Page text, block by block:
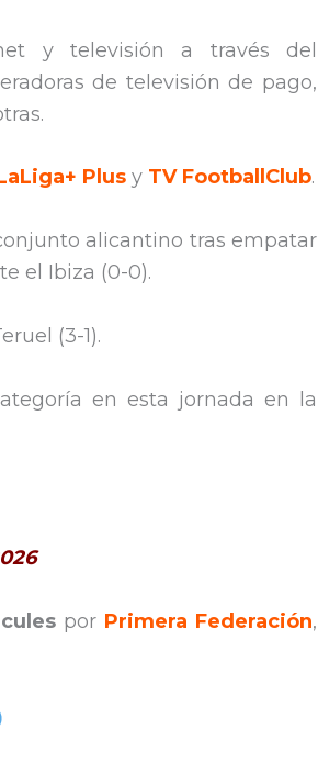
y televisión a través del
de televisión de pago,
Plus y TV FootballClub.
alicantino tras empatar
el Ibiza (0-0).
(3-1).
en esta jornada en la
por Primera Federación,